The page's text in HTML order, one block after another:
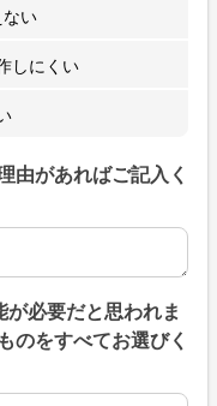
い
しにくい
由があればご記入く
由があればご記入くだ
必要だと思われま
のをすべてお選びく